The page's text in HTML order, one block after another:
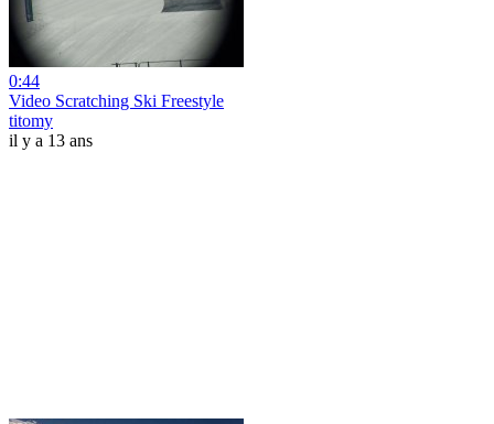
0:44
Video Scratching Ski Freestyle
titomy
il y a 13 ans